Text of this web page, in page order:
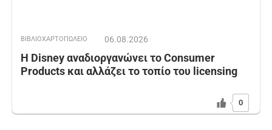
ΒΙΒΛΙΟΧΑΡΤΟΠΩΛΕΙΟ 06.08.2026
Η Disney αναδιοργανώνει το Consumer
Products και αλλάζει το τοπίο του licensing
0